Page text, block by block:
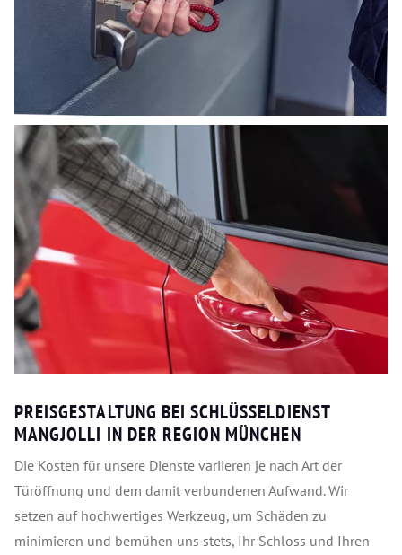
PREISGESTALTUNG BEI SCHLÜSSELDIENST
MANGJOLLI IN DER REGION MÜNCHEN
Die Kosten für unsere Dienste variieren je nach Art der
Türöffnung und dem damit verbundenen Aufwand. Wir
setzen auf hochwertiges Werkzeug, um Schäden zu
minimieren und bemühen uns stets, Ihr Schloss und Ihren